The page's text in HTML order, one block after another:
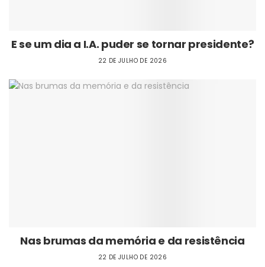
E se um dia a I.A. puder se tornar presidente?
22 DE JULHO DE 2026
Nas brumas da memória e da resistência
22 DE JULHO DE 2026